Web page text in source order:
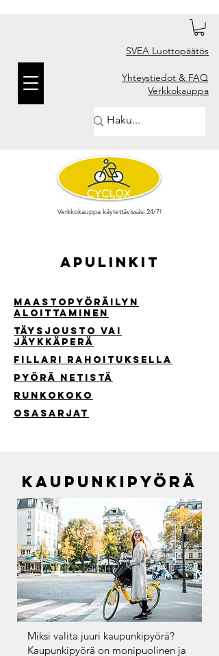
SVEA Luottopäätös
Yhteystiedot & FAQ
Verkkokauppa
Verkkokauppa käytettävissäsi 24/7!
apulinkit
Maastopyöräilyn
aloittaminen
täysjousto vai
jäykkäperä
FiLlari rahoituksella
pyörä netistä
runkokoko
osasarjat
kaupunkipyörä
Miksi valita juuri kaupunkipyörä?
Kaupunkipyörä on monipuolinen ja